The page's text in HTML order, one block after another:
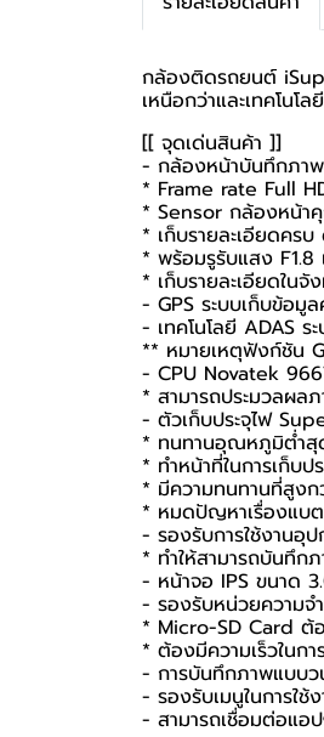
กล้องติดรถยนต์
เหนือกว่าและเทคโน
[[ จุดเด่นสินค้า ]]
- กล้องหน้าบันทึกภา
* Frame rate Full
* Sensor กล้องหน้า
* เก็บรายละเอียดคร
* พร้อมรูรับแสง F1.8
* เก็บรายละเอียดใน
- GPS ระบบเก็บข้อมู
- เทคโนโลยี ADAS
** หมายเหตุฟังก์ชัน
- CPU Novatek
* สามารถประมวลผล
- ตัวเก็บประจุไฟ
* ทนทานอุณหภูมิต่ำสุ
* ทำหน้าที่ในการเก็บป
* มีความทนทานที่สูงก
* หมดปัญหาเรื่องแบ
- รองรับการใช้งานอุ
* ทำให้สามารถบันทึก
- หน้าจอ IPS ขนาด
- รองรับหน่วยความ
* Micro-SD Card ต้
* ต้องมีความเร็วในก
- การบันทึกภาพแบบว
- รองรับเมนูในการใ
- สามารถเชื่อมต่อแ